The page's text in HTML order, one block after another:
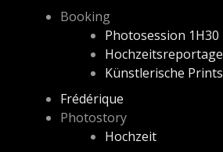
Booking
Photosession 1H30
Hochzeitsreportage
Künstlerische Prints
Frédérique
Photostory
Hochzeit